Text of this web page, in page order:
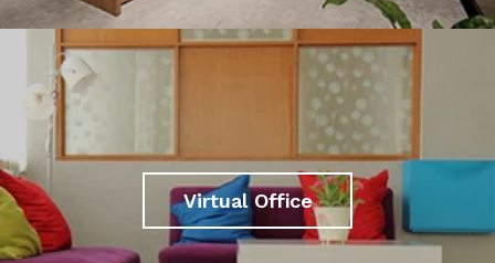
Virtual Office